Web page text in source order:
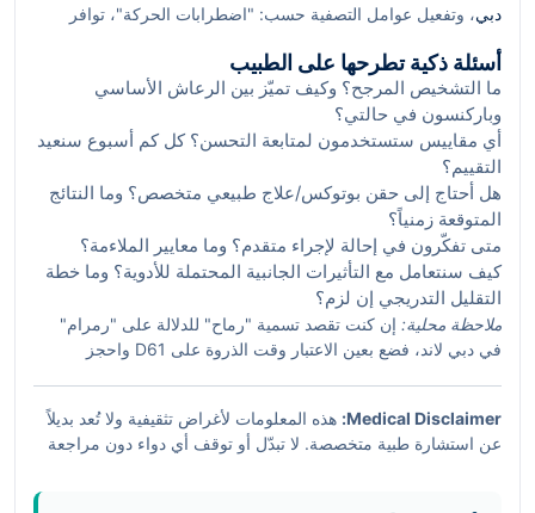
دبي، وتفعيل عوامل التصفية حسب: "اضطرابات الحركة"، توافر
من واقع خبرتنا، الدمج بين الخبرة السريرية الموثّقة والملاءمة
اللوجستية لسكان رماح/رمرام يحقق أفضل نتائج واستمرارية علاجية
مريحة.
أسئلة ذكية تطرحها على الطبيب
ما التشخيص المرجح؟ وكيف تميّز بين الرعاش الأساسي
وباركنسون في حالتي؟
أي مقاييس ستستخدمون لمتابعة التحسن؟ كل كم أسبوع سنعيد
التقييم؟
هل أحتاج إلى حقن بوتوكس/علاج طبيعي متخصص؟ وما النتائج
المتوقعة زمنياً؟
متى تفكّرون في إحالة لإجراء متقدم؟ وما معايير الملاءمة؟
كيف سنتعامل مع التأثيرات الجانبية المحتملة للأدوية؟ وما خطة
التقليل التدريجي إن لزم؟
ملاحظة محلية: إن كنت تقصد تسمية "رماح" للدلالة على "رمرام"
في دبي لاند، فضع بعين الاعتبار وقت الذروة على D61 واحجز
Medical Disclaimer: هذه المعلومات لأغراض تثقيفية ولا تُعد بديلاً
عن استشارة طبية متخصصة. لا تبدّل أو توقف أي دواء دون مراجعة